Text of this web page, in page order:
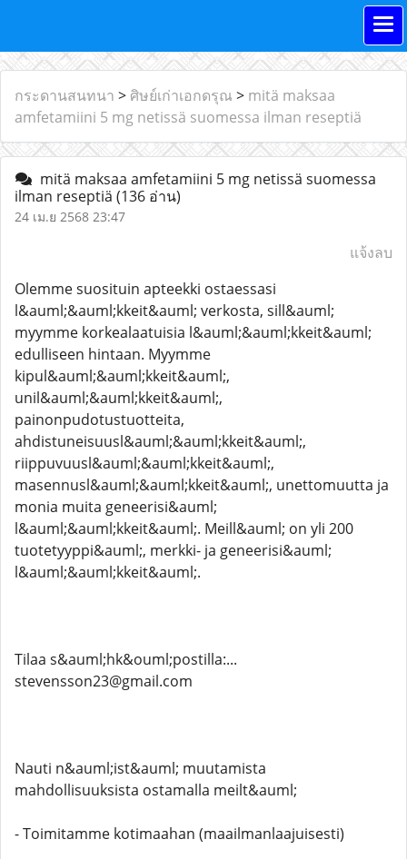
กระดานสนทนา > ศิษย์เก่าเอกดรุณ > mitä maksaa
amfetamiini 5 mg netissä suomessa ilman reseptiä
mitä maksaa amfetamiini 5 mg netissä suomessa
ilman reseptiä (136 อ่าน)
24 เม.ย 2568 23:47
แจ้งลบ
Olemme suosituin apteekki ostaessasi
l&auml;&auml;kkeit&auml; verkosta, sill&auml;
myymme korkealaatuisia l&auml;&auml;kkeit&auml;
edulliseen hintaan. Myymme
kipul&auml;&auml;kkeit&auml;,
unil&auml;&auml;kkeit&auml;,
painonpudotustuotteita,
ahdistuneisuusl&auml;&auml;kkeit&auml;,
riippuvuusl&auml;&auml;kkeit&auml;,
masennusl&auml;&auml;kkeit&auml;, unettomuutta ja
monia muita geneerisi&auml;
l&auml;&auml;kkeit&auml;. Meill&auml; on yli 200
tuotetyyppi&auml;, merkki- ja geneerisi&auml;
l&auml;&auml;kkeit&auml;.
Tilaa s&auml;hk&ouml;postilla:...
stevensson23@gmail.com
Nauti n&auml;ist&auml; muutamista
mahdollisuuksista ostamalla meilt&auml;
- Toimitamme kotimaahan (maailmanlaajuisesti)